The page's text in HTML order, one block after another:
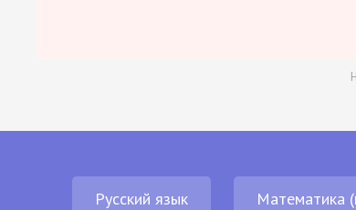
Русский язык Математика